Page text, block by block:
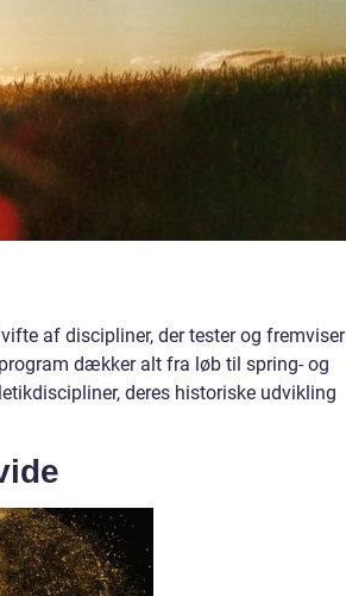
af discipliner, der tester og fremviser
dækker alt fra løb til spring- og
deres historiske udvikling